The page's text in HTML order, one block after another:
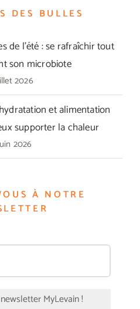
DES BULLES
de l’été : se rafraîchir tout
son microbiote
2026
et alimentation
supporter la chaleur
2026
À NOTRE